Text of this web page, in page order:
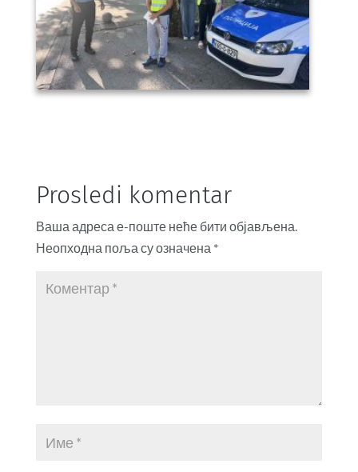
Prosledi komentar
Ваша адреса е-поште неће бити објављена.
Неопходна поља су означена *